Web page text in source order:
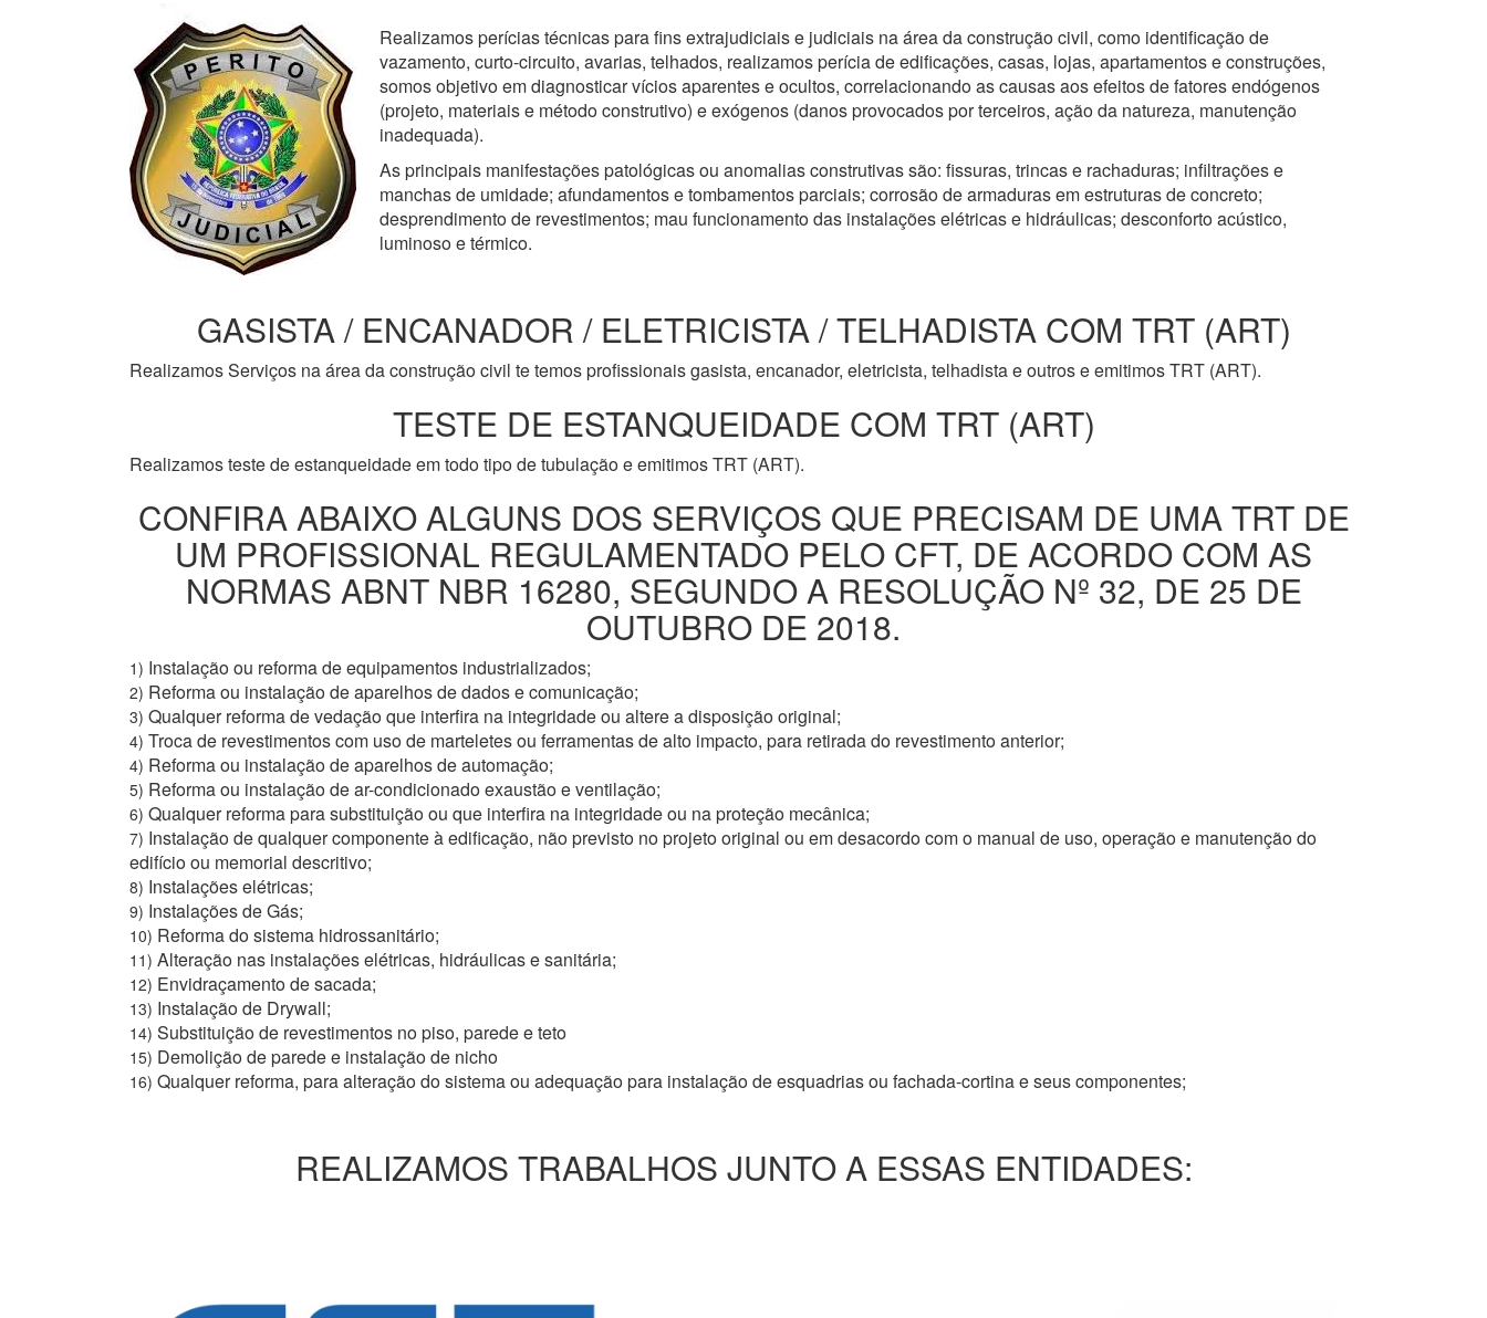
Realizamos perícias técnicas para fins extrajudiciais e judiciais na área da construção civil, como identificação de
vazamento, curto-circuito, avarias, telhados, realizamos perícia de edificações, casas, lojas, apartamentos e construções,
somos objetivo em diagnosticar vícios aparentes e ocultos, correlacionando as causas aos efeitos de fatores endógenos
(projeto, materiais e método construtivo) e exógenos (danos provocados por terceiros, ação da natureza, manutenção
inadequada).
As principais manifestações patológicas ou anomalias construtivas são: fissuras, trincas e rachaduras; infiltrações e
manchas de umidade; afundamentos e tombamentos parciais; corrosão de armaduras em estruturas de concreto;
desprendimento de revestimentos; mau funcionamento das instalações elétricas e hidráulicas; desconforto acústico,
luminoso e térmico.
GASISTA / ENCANADOR / ELETRICISTA / TELHADISTA COM TRT (ART)
Realizamos Serviços na área da construção civil te temos profissionais gasista, encanador, eletricista, telhadista e outros e emitimos TRT (ART).
TESTE DE ESTANQUEIDADE COM TRT (ART)
Realizamos teste de estanqueidade em todo tipo de tubulação e emitimos TRT (ART).
CONFIRA ABAIXO ALGUNS DOS SERVIÇOS QUE PRECISAM DE UMA TRT DE
UM PROFISSIONAL REGULAMENTADO PELO CFT, DE ACORDO COM AS
NORMAS ABNT NBR 16280, SEGUNDO A RESOLUÇÃO Nº 32, DE 25 DE
OUTUBRO DE 2018.
1) Instalação ou reforma de equipamentos industrializados;
2) Reforma ou instalação de aparelhos de dados e comunicação;
3) Qualquer reforma de vedação que interfira na integridade ou altere a disposição original;
4) Troca de revestimentos com uso de marteletes ou ferramentas de alto impacto, para retirada do revestimento anterior;
4) Reforma ou instalação de aparelhos de automação;
5) Reforma ou instalação de ar-condicionado exaustão e ventilação;
6) Qualquer reforma para substituição ou que interfira na integridade ou na proteção mecânica;
7) Instalação de qualquer componente à edificação, não previsto no projeto original ou em desacordo com o manual de uso, operação e manutenção do
edifício ou memorial descritivo;
8) Instalações elétricas;
9) Instalações de Gás;
10) Reforma do sistema hidrossanitário;
11) Alteração nas instalações elétricas, hidráulicas e sanitária;
12) Envidraçamento de sacada;
13) Instalação de Drywall;
14) Substituição de revestimentos no piso, parede e teto
15) Demolição de parede e instalação de nicho
16) Qualquer reforma, para alteração do sistema ou adequação para instalação de esquadrias ou fachada-cortina e seus componentes;
REALIZAMOS TRABALHOS JUNTO A ESSAS ENTIDADES: